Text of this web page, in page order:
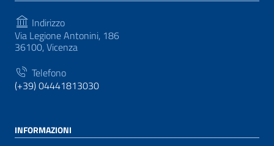
Indirizzo
Via Legione Antonini, 186
36100, Vicenza
Telefono
(+39) 04441813030
INFORMAZIONI